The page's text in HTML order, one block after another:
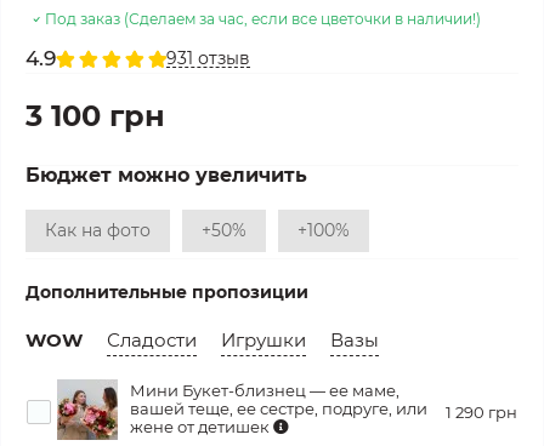
Под заказ (Сделаем за час, если все цветочки в наличии!)
4.9 931 отзыв
3 100 грн
Бюджет можно увеличить
Как на фото +50% +100%
Дополнительные пропозиции
WOW Сладости Игрушки Вазы
Мини Букет-близнец — ее маме,
вашей теще, ее сестре, подруге, или
жене от детишек
1 290 грн